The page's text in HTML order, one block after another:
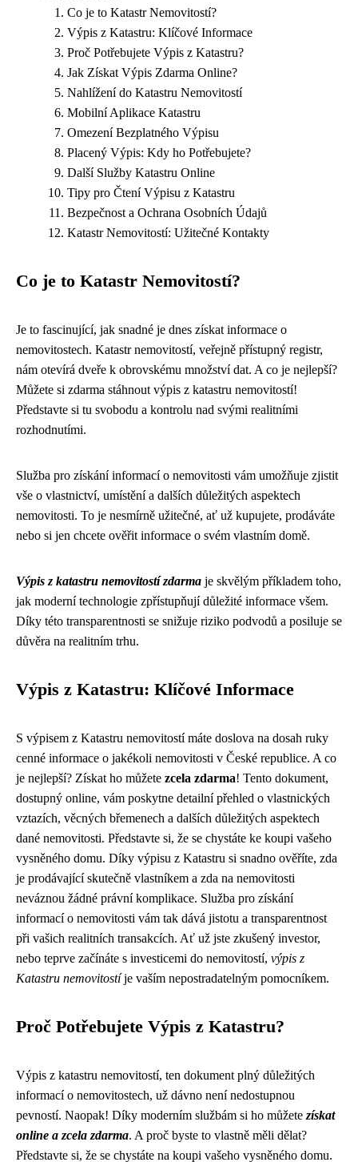
Co je to Katastr Nemovitostí?
Výpis z Katastru: Klíčové Informace
Proč Potřebujete Výpis z Katastru?
Jak Získat Výpis Zdarma Online?
Nahlížení do Katastru Nemovitostí
Mobilní Aplikace Katastru
Omezení Bezplatného Výpisu
Placený Výpis: Kdy ho Potřebujete?
Další Služby Katastru Online
Tipy pro Čtení Výpisu z Katastru
Bezpečnost a Ochrana Osobních Údajů
Katastr Nemovitostí: Užitečné Kontakty
Co je to Katastr Nemovitostí?
Je to fascinující, jak snadné je dnes získat informace o
nemovitostech. Katastr nemovitostí, veřejně přístupný registr,
nám otevírá dveře k obrovskému množství dat. A co je nejlepší?
Můžete si zdarma stáhnout výpis z katastru nemovitostí!
Představte si tu svobodu a kontrolu nad svými realitními
rozhodnutími.
Služba pro získání informací o nemovitosti vám umožňuje zjistit
vše o vlastnictví, umístění a dalších důležitých aspektech
nemovitosti. To je nesmírně užitečné, ať už kupujete, prodáváte
nebo si jen chcete ověřit informace o svém vlastním domě.
Výpis z katastru nemovitostí zdarma je skvělým příkladem toho,
jak moderní technologie zpřístupňují důležité informace všem.
Díky této transparentnosti se snižuje riziko podvodů a posiluje se
důvěra na realitním trhu.
Výpis z Katastru: Klíčové Informace
S výpisem z Katastru nemovitostí máte doslova na dosah ruky
cenné informace o jakékoli nemovitosti v České republice. A co
je nejlepší? Získat ho můžete zcela zdarma! Tento dokument,
dostupný online, vám poskytne detailní přehled o vlastnických
vztazích, věcných břemenech a dalších důležitých aspektech
dané nemovitosti. Představte si, že se chystáte ke koupi vašeho
vysněného domu. Díky výpisu z Katastru si snadno ověříte, zda
je prodávající skutečně vlastníkem a zda na nemovitosti
neváznou žádné právní komplikace. Služba pro získání
informací o nemovitosti vám tak dává jistotu a transparentnost
při vašich realitních transakcích. Ať už jste zkušený investor,
nebo teprve začínáte s investicemi do nemovitostí, výpis z
Katastru nemovitostíje vaším nepostradatelným pomocníkem.
Proč Potřebujete Výpis z Katastru?
Výpis z katastru nemovitostí, ten dokument plný důležitých
informací o nemovitostech, už dávno není nedostupnou
pevností. Naopak! Díky moderním službám si ho můžete získat
online a zcela zdarma. A proč byste to vlastně měli dělat?
Představte si, že se chystáte na koupi vašeho vysněného domu.